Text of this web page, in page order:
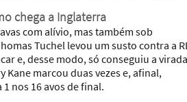
chega a Inglaterra
com alívio, mas também sob
Tuchel levou um susto contra a
e, desse modo, só conseguiu a virada
Kane marcou duas vezes e, afinal,
nos 16 avos de final.